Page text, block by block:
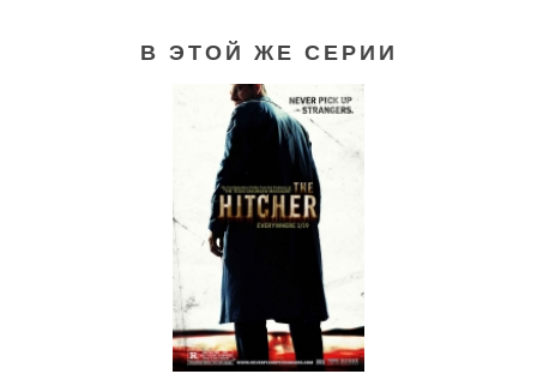
В ЭТОЙ ЖЕ СЕРИИ